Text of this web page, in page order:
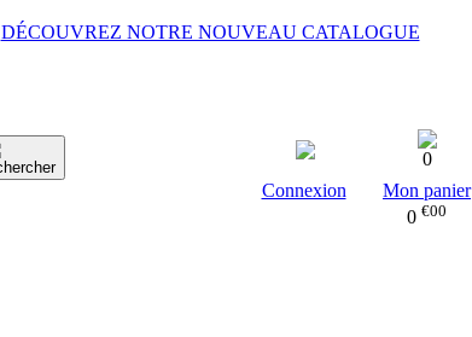
DÉCOUVREZ NOTRE NOUVEAU CATALOGUE
Connexion
0
Mon panier
0 €00